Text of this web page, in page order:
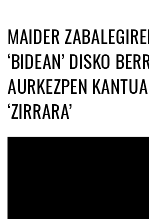
MAIDER
‘BIDEAN’ DISKO
AURKEZPEN
‘ZIRRARA’